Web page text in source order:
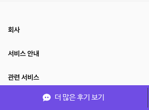
더 많은 후기 보기
회사
서비스 안내
관련 서비스